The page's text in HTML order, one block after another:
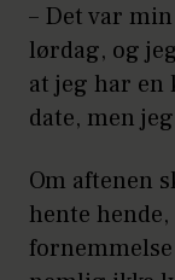
– Det var
lørdag, og
at jeg har en
date, men
Om aftenen
hente